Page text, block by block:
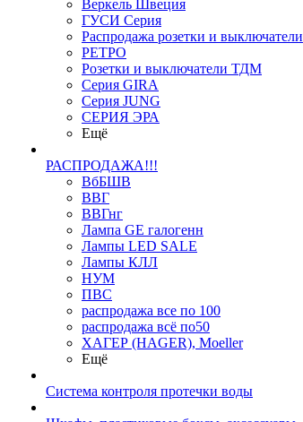
Веркель Швеция
ГУСИ Серия
Распродажа розетки и выключатели
РЕТРО
Розетки и выключатели ТДМ
Серия GIRA
Серия JUNG
СЕРИЯ ЭРА
Ещё
РАСПРОДАЖА!!!
ВбБШВ
ВВГ
ВВГнг
Лампа GE галогенн
Лампы LED SALE
Лампы КЛЛ
НУМ
ПВС
распродажа все по 100
распродажа всё по50
ХАГЕР (HAGER), Moeller
Ещё
Система контроля протечки воды